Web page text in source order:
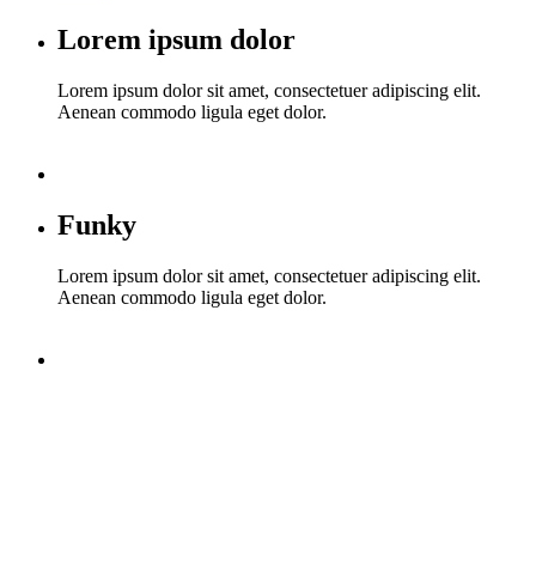
Lorem ipsum dolor
Lorem ipsum dolor sit amet, consectetuer adipiscing elit.
Aenean commodo ligula eget dolor.
Funky
Lorem ipsum dolor sit amet, consectetuer adipiscing elit.
Aenean commodo ligula eget dolor.